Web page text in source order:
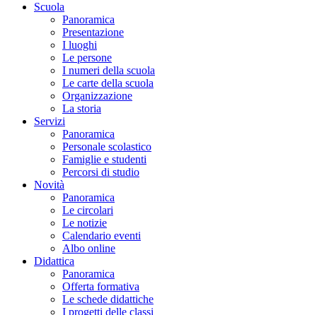
Scuola
Panoramica
Presentazione
I luoghi
Le persone
I numeri della scuola
Le carte della scuola
Organizzazione
La storia
Servizi
Panoramica
Personale scolastico
Famiglie e studenti
Percorsi di studio
Novità
Panoramica
Le circolari
Le notizie
Calendario eventi
Albo online
Didattica
Panoramica
Offerta formativa
Le schede didattiche
I progetti delle classi